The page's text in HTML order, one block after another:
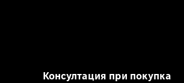
Консултация при покупка